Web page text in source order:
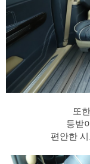
또
등받
편안한